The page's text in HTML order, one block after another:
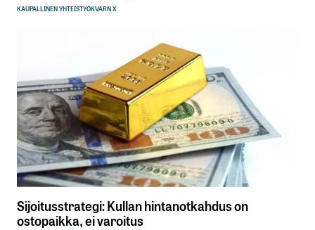
KAUPALLINEN YHTEISTYÖKVARN X
Sijoitusstrategi: Kullan hintanotkahdus on
ostopaikka, ei varoitus